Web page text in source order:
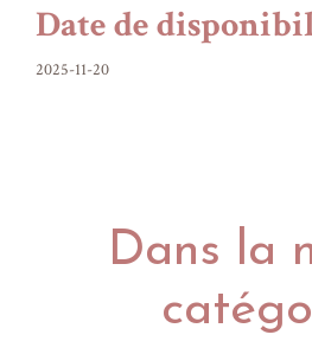
Date de
2025-11-20
Dans la